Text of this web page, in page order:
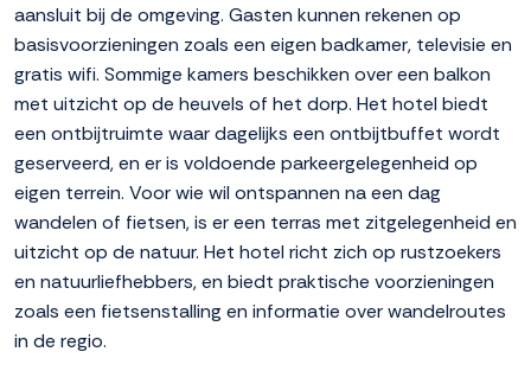
aansluit bij de omgeving. Gasten kunnen rekenen op
basisvoorzieningen zoals een eigen badkamer, televisie en
gratis wifi. Sommige kamers beschikken over een balkon
met uitzicht op de heuvels of het dorp. Het hotel biedt
een ontbijtruimte waar dagelijks een ontbijtbuffet wordt
geserveerd, en er is voldoende parkeergelegenheid op
eigen terrein. Voor wie wil ontspannen na een dag
wandelen of fietsen, is er een terras met zitgelegenheid en
uitzicht op de natuur. Het hotel richt zich op rustzoekers
en natuurliefhebbers, en biedt praktische voorzieningen
zoals een fietsenstalling en informatie over wandelroutes
in de regio.